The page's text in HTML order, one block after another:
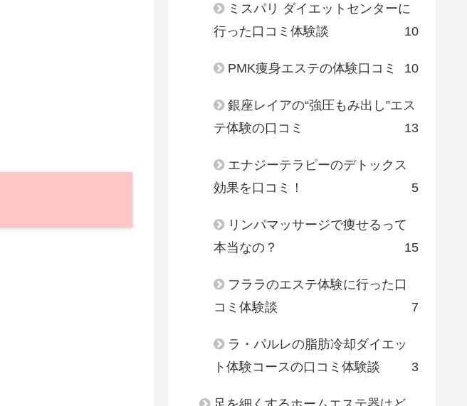
ミスパリ ダイエットセンターに
行った口コミ体験談
10
PMK痩身エステの体験口コミ 10
銀座レイアの“強圧もみ出し”エス
テ体験の口コミ
13
エナジーテラピーのデトックス
効果を口コミ！
5
リンパマッサージで痩せるって
本当なの？
15
フララのエステ体験に行った口
コミ体験談
7
ラ・パルレの脂肪冷却ダイエッ
ト体験コースの口コミ体験談
3